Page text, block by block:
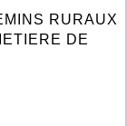
RURAUX
DE